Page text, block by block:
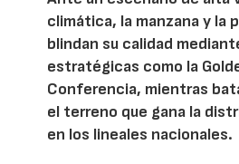
climática, la manzana y la
blindan su calidad
estratégicas como la
Conferencia, mientras
el terreno que gana la
en los lineales nacionales.